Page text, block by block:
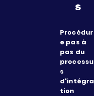
s
Procédur
e pas à
pas du
processu
s
d'intégra
tion